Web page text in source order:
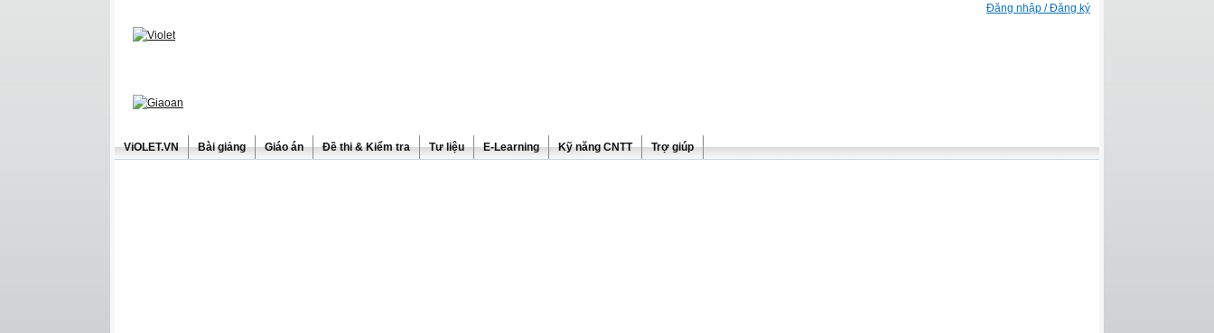
Đăng nhập / Đăng ký
ViOLET.VN Bài giảng Giáo án Đề thi & Kiểm tra Tư liệu E-Learning Kỹ năng CNTT Trợ giúp